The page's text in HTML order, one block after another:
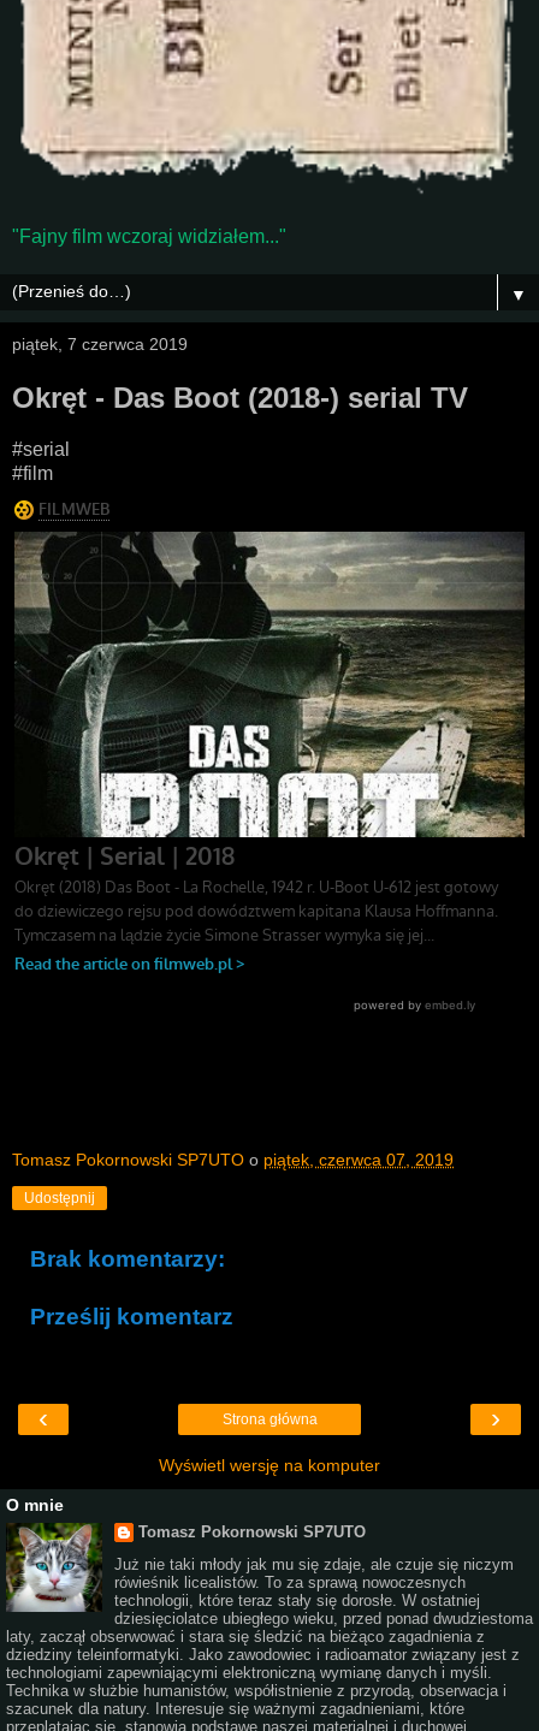
"Fajny film wczoraj widziałem..."
▼
piątek, 7 czerwca 2019
Okręt - Das Boot (2018-) serial TV
#serial
#film
Tomasz Pokornowski SP7UTO o piątek, czerwca 07, 2019
Udostępnij
Brak komentarzy:
Prześlij komentarz
‹ ›
Strona główna
Wyświetl wersję na komputer
O mnie
Tomasz Pokornowski SP7UTO
Już nie taki młody jak mu się zdaje, ale czuje się niczym
rówieśnik licealistów. To za sprawą nowoczesnych
technologii, które teraz stały się dorosłe. W ostatniej
dziesięciolatce ubiegłego wieku, przed ponad dwudziestoma
laty, zaczął obserwować i stara się śledzić na bieżąco zagadnienia z
dziedziny teleinformatyki. Jako zawodowiec i radioamator związany jest z
technologiami zapewniającymi elektroniczną wymianę danych i myśli.
Technika w służbie humanistów, współistnienie z przyrodą, obserwacja i
szacunek dla natury. Interesuje się ważnymi zagadnieniami, które
przeplatając się, stanowią podstawę naszej materialnej i duchowej